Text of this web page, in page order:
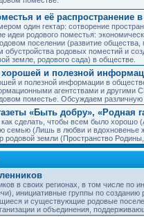
и её распространение
один гектар: сотворение
идеи родового поместья:
поселении (развитие общества,
обустройства родовых поместий и
земле, родового сада) в обществе.
хорошей и полезной
и полезной информации в
агентствами и
поместье. Обсуждаем
«Быть добру», «Родная
сделать, чтобы всем было хорошо
семью (Лишь в любви и вдохновенье
родовой земли (Пространство
в своих регионах, в том числе по
инициативные группы по созданию
и существующие родовые
и объединения,